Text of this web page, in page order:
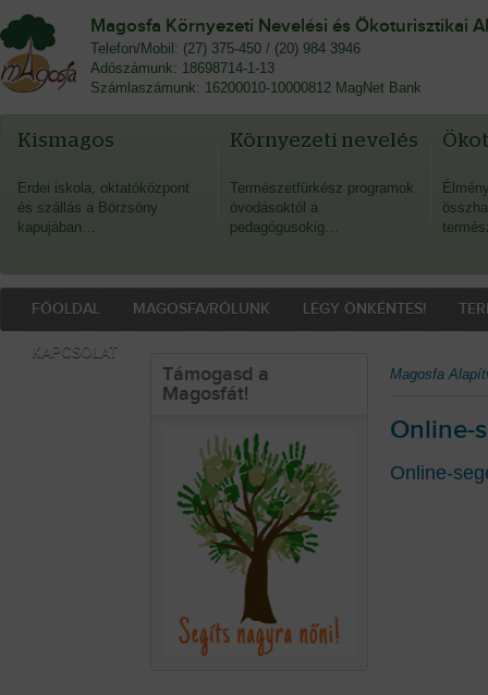
Magosfa Környezeti Nevelési és Ökoturisztikai
Telefon/Mobil: (27) 375-450 / (20) 984 3946
Adószámunk: 18698714-1-13
Számlaszámunk: 16200010-10000812 MagNet Bank
Kismagos
Erdei iskola, oktatóközpont
és szállás a Börzsöny
kapujában…
Környezeti nevelés
Természetfürkész programok
óvodásoktól a
pedagógusokig…
FŐOLDAL MAGOSFA/RÓLUNK LÉGY ÖNKÉNTES!
KAPCSOLAT
Támogasd a
Magosfát!
Magosfa
Online-
Online-